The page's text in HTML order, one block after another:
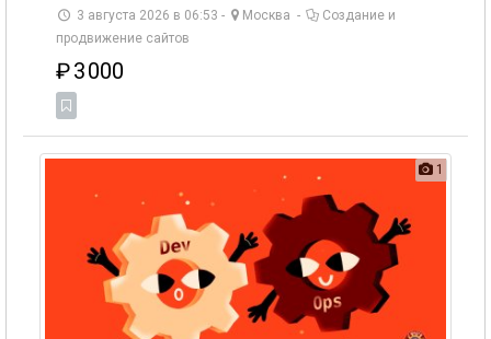
3 августа 2026 в 06:53 - Москва -
Создание и
продвижение сайтов
₽3 000
1